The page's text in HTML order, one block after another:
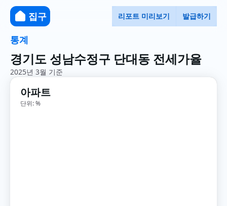
집구 리포트 미리보기 발급하기
통계
경기도 성남수정구 단대동 전세가율
2025년 3월 기준
아파트
단위: %